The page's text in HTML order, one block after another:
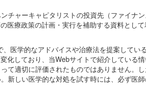
ャーキャピタリストの投資先（ファイナン
医療政策の計画・実行を補助する資料として
医学的なアドバイスや治療法を提案してい
化しており、当Webサイトで紹介している
て適切に評価されたものではありません。
新しい医学的な対処を試す時には、必ず医